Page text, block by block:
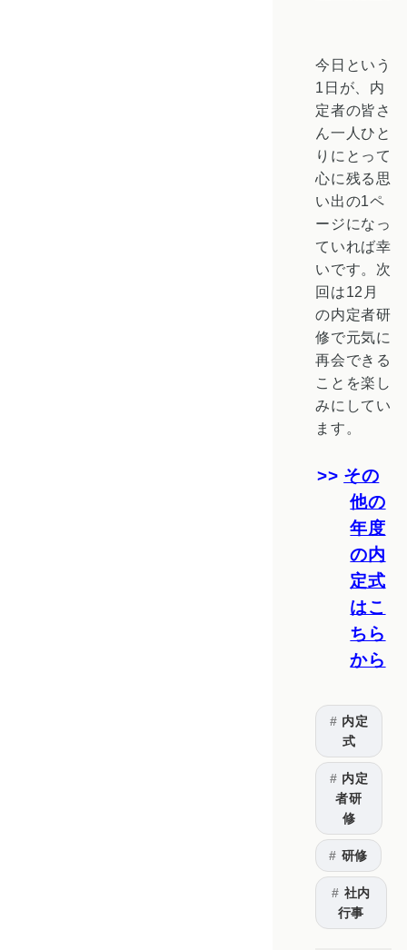
今日という
1日が、内
定者の皆さ
ん一人ひと
りにとって
心に残る思
い出の1ペ
ージになっ
ていれば幸
いです。次
回は12月
の内定者研
修で元気に
再会できる
ことを楽し
みにしてい
ます。
その
他の
年度
の内
定式
はこ
ちら
から
内定
式
内定
者研
修
研修
社内
行事